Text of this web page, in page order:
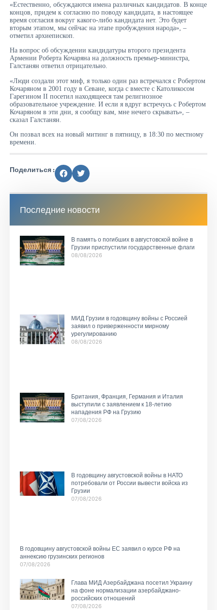
«Естественно, обсуждаются имена различных кандидатов. В конце
концов, придем к согласию по поводу кандидата, в настоящее
время согласия вокруг какого-либо кандидата нет. Это будет
вторым этапом, мы сейчас на этапе пробуждения народа», –
отметил архиепископ.
На вопрос об обсуждении кандидатуры второго президента
Армении Роберта Кочаряна на должность премьер-министра,
Галстанян ответил отрицательно.
«Люди создали этот миф, я только один раз встречался с Робертом
Кочаряном в 2001 году в Севане, когда с вместе с Католикосом
Гарегином II посетил находящееся там религиозное
образовательное учреждение. И если я вдруг встречусь с Робертом
Кочаряном в эти дни, я сообщу вам, мне нечего скрывать», –
сказал Галстанян.
Он позвал всех на новый митинг в пятницу, в 18:30 по местному
времени.
Поделиться :
Последние новости
В память о погибших в августовской войне в
Грузии приспустили государственные флаги
08/08/2026
МИД Грузии в годовщину войны с Россией
заявил о приверженности мирному
урегулированию
08/08/2026
Британия, Франция, Германия и Италия
выступили с заявлением к 18-летию
нападения РФ на Грузию
07/08/2026
В годовщину августовской войны в НАТО
потребовали от России вывести войска из
Грузии
07/08/2026
В годовщину августовской войны ЕС заявил о курсе РФ на
аннексию грузинских регионов
07/08/2026
Глава МИД Азербайджана посетил Украину
на фоне нормализации азербайджано-
российских отношений
07/08/2026